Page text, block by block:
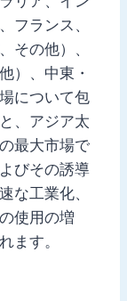
フランス、
その他）、
）、中東・
について包
、アジア太
最大市場で
びその誘導
な工業化、
使用の増
ます。